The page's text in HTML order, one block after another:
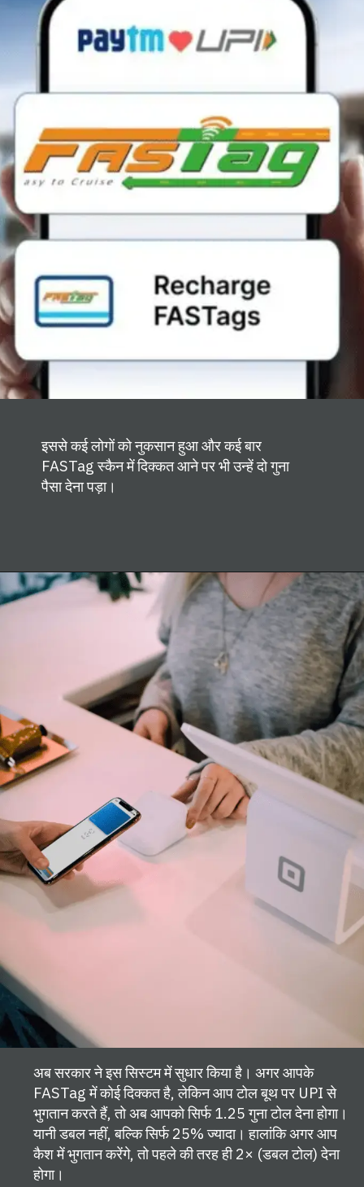
इससे कई लोगों को नुकसान हुआ और कई बार
FASTag स्कैन में दिक्कत आने पर भी उन्हें दो गुना
पैसा देना पड़ा।
अब सरकार ने इस सिस्टम में सुधार किया है। अगर आपके
FASTag में कोई दिक्कत है, लेकिन आप टोल बूथ पर UPI से
भुगतान करते हैं, तो अब आपको सिर्फ 1.25 गुना टोल देना होगा।
यानी डबल नहीं, बल्कि सिर्फ 25% ज्यादा। हालांकि अगर आप
कैश में भुगतान करेंगे, तो पहले की तरह ही 2× (डबल टोल) देना
होगा।